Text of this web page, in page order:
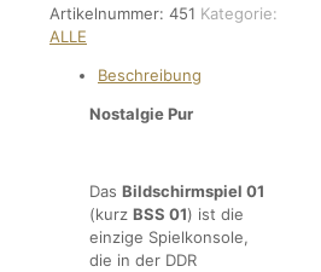
Artikelnummer: 451 Kategorie:
ALLE
Beschreibung
Nostalgie Pur
Das Bildschirmspiel 01
(kurz BSS 01) ist die
einzige Spielkonsole,
die in der DDR